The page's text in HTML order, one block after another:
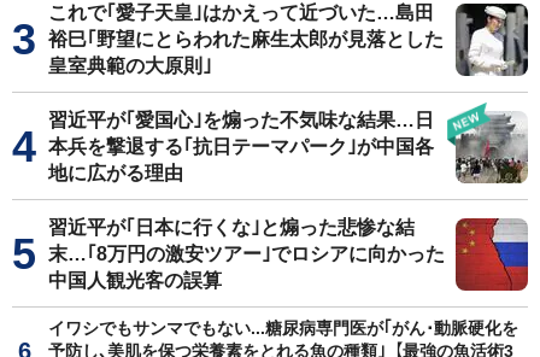
これで｢愛子天皇｣はかえって近づいた…島田
裕巳｢野望にとらわれた麻生太郎が見落とした
皇室典範の大原則｣
習近平が｢愛国心｣を煽った不気味な結果…日
本兵を撃退する｢抗日テーマパーク｣が中国各
地に広がる理由
習近平が｢日本に行くな｣と煽った悲惨な結
末…｢8万円の激安ツアー｣でロシアに向かった
中国人観光客の誤算
イワシでもサンマでもない...糖尿病専門医が｢がん･動脈硬化を
予防し､美肌を保つ栄養素をとれる魚の種類｣【最強の魚活術3